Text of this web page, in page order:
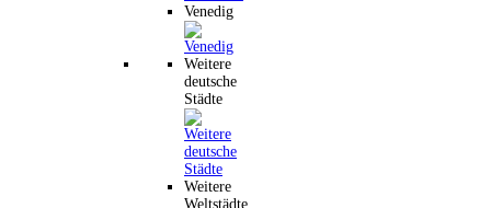
Venedig
Weitere
deutsche
Städte
Weitere
Weltstädte